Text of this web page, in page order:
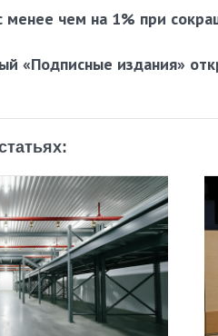
чем на 1% при
«Подписные издания»